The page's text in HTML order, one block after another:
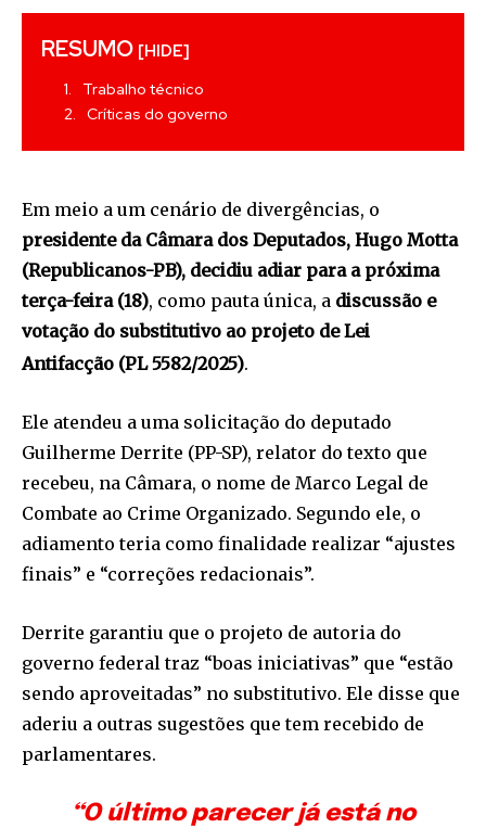
RESUMO [HIDE]
Trabalho técnico
Críticas do governo
Em meio a um cenário de divergências, o
presidente da Câmara dos Deputados, Hugo Motta
(Republicanos-PB), decidiu adiar para a próxima
terça-feira (18), como pauta única, a discussão e
votação do substitutivo ao projeto de Lei
Antifacção (PL 5582/2025).
Ele atendeu a uma solicitação do deputado
Guilherme Derrite (PP-SP), relator do texto que
recebeu, na Câmara, o nome de Marco Legal de
Combate ao Crime Organizado. Segundo ele, o
adiamento teria como finalidade realizar “ajustes
finais” e “correções redacionais”.
Derrite garantiu que o projeto de autoria do
governo federal traz “boas iniciativas” que “estão
sendo aproveitadas” no substitutivo. Ele disse que
aderiu a outras sugestões que tem recebido de
parlamentares.
“O último parecer já está no